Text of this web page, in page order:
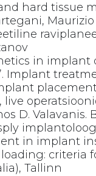
and hard tissue
in
Implant
live
D. Valavanis.
in implant
criteria
Tallinn